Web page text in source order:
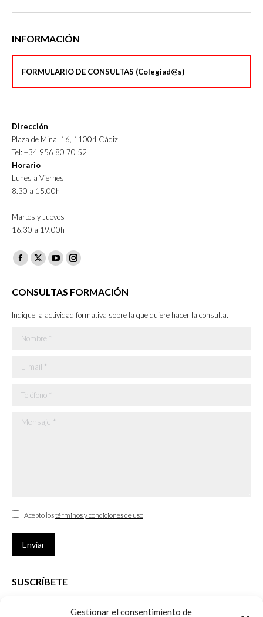
Gestionar el consentimiento de
INFORMACIÓN
FORMULARIO DE CONSULTAS (Colegiad@s)
Dirección
Plaza de Mina, 16, 11004 Cádiz
Tel: +34 956 80 70 52
Horario
Lunes a Viernes
8.30 a 15.00h
Martes y Jueves
16.30 a 19.00h
Facebook
opens
in
window
X
opens
in
window
YouTube
opens
in
Instagram
opens
in
CONSULTAS FORMACIÓN
Indique la actividad formativa sobre la que quiere hacer la consulta.
Nombre *
E-mail *
Teléfono *
Mensaje *
Acepto lostérminos y condiciones de uso
Enviar
SUSCRÍBETE